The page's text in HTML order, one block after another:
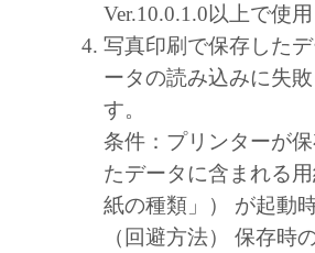
ザーの特定の目的の
用であること、また
と、その他本ソフ
しません。
キヤノン、キヤノン
よびキヤノンのライ
に付随または関連し
Ver.10.0.1.0以上で使
写真印刷で保存した
ータの読み込みに失
す。
条件：プリンターが
たデータに含まれる
紙の種類」） が起動
（回避方法） 保存時